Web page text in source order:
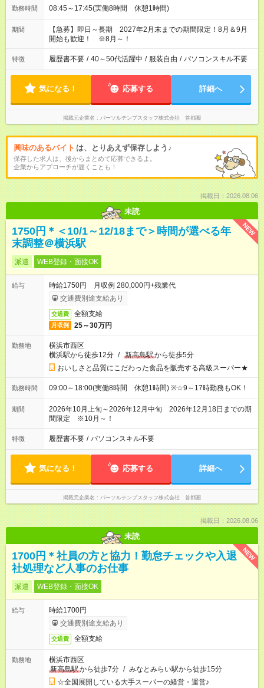
勤務時間 08:45～17:45(実働8時間 休憩1時間)
期間
【急募】即日～長期 2027年2月末までの期間限定！8月＆9月
開始も歓迎！ ※8月～！
特徴 履歴書不要 / 40～50代活躍中 / 服装自由 / パソコンスキル不要
気になる！ 応募する 詳細へ
掲載元企業名 パーソルテンプスタッフ株式会社 首都圏
興味のあるバイト は、とりあえず保存しよう♪
保存した求人は、後からまとめて応募できるよ。
企業からアプローチが届くことも！
掲載日：2026.08.06
未読
NEW
1750円＊＜10/1～12/18まで＞時間が選べる年
末調整＠横浜駅
派遣 WEB登録・面接OK
給与
時給1750円 月収例 280,000円+残業代
交通費別途支給あり
交通費 全額支給
月収例 25～30万円
勤務地
横浜市西区
横浜駅から徒歩12分 / 新高島駅から徒歩5分
おいしさと品質にこだわった食品を販売する高級スーパー★
勤務時間 09:00～18:00(実働8時間 休憩1時間) ※☆9～17時勤務もOK！
期間
2026年10月上旬～2026年12月中旬 2026年12月18日までの期
間限定 ※10月～！
特徴 履歴書不要 / パソコンスキル不要
気になる！ 応募する 詳細へ
掲載元企業名 パーソルテンプスタッフ株式会社 首都圏
掲載日：2026.08.06
未読
NEW
1700円＊社員の方と協力！勤怠チェックや入退
社処理など人事のお仕事
派遣 WEB登録・面接OK
給与
時給1700円
交通費別途支給あり
交通費 全額支給
勤務地
横浜市西区
新高島駅から徒歩7分 / みなとみらい駅から徒歩15分
☆全国展開している大手スーパーの経営・運営♪